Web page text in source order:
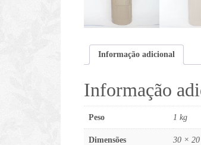
Informação adicional
Informação
Peso 1 kg
Dimensões 30 ×